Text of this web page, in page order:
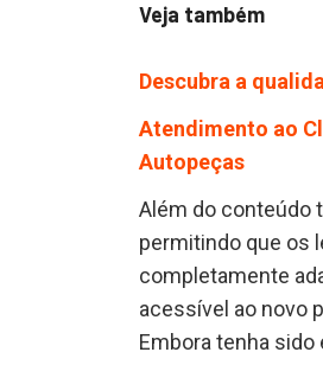
Veja também
Descubra a
Atendimento ao
Autopeças
Além do conteúdo
permitindo que os
completamente
acessível ao novo
Embora tenha